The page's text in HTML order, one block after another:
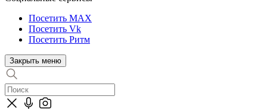
Посетить MAX
Посетить Vk
Посетить Ритм
Закрыть меню